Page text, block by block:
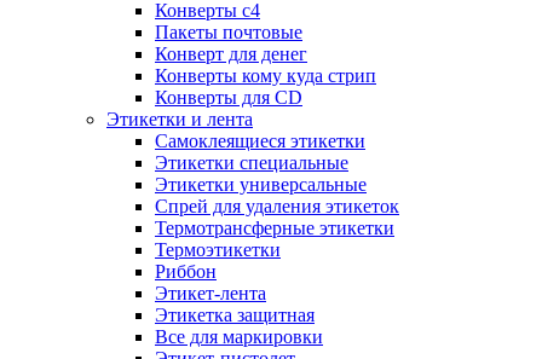
Конверты с4
Пакеты почтовые
Конверт для денег
Конверты кому куда стрип
Конверты для CD
Этикетки и лента
Самоклеящиеся этикетки
Этикетки специальные
Этикетки универсальные
Спрей для удаления этикеток
Термотрансферные этикетки
Термоэтикетки
Риббон
Этикет-лента
Этикетка защитная
Все для маркировки